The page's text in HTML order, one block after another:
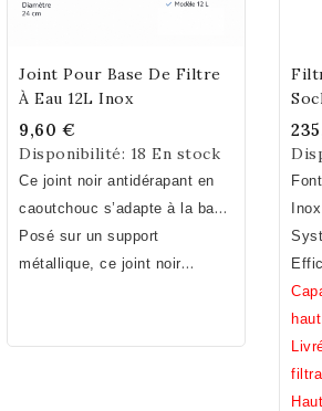
Add To Cart
Joint Pour Base De Filtre
À Eau 12L Inox
9,60 €
Disponibilité: 18 En stock
Ce joint noir antidérapant en
caoutchouc s’adapte à la base
du compartiment inférieur de
votre fontaine inox quelque
choisi. Diamètre 24 cm.
Posé sur un support
métallique, ce joint noir
électrique, corrosion
...